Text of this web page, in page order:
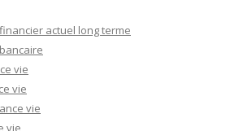
actuel long terme
vie
vie
vie
vie